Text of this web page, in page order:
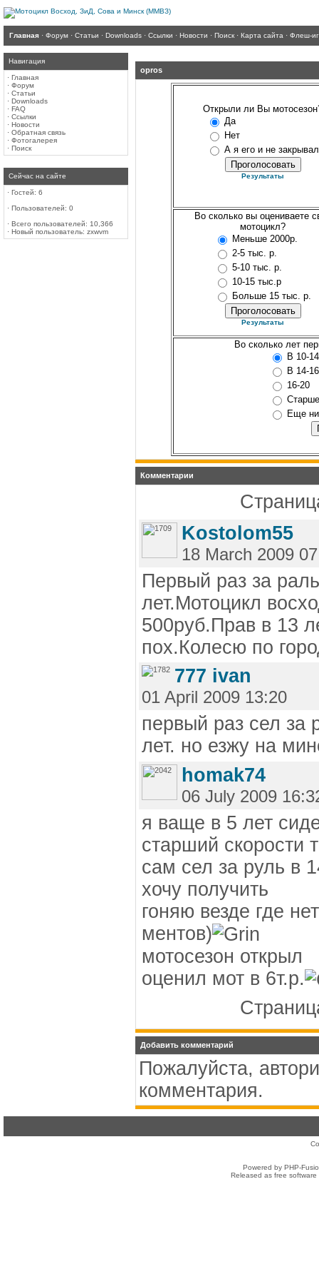
Главная · Форум · Статьи · Downloads · Ссылки · Новости · Поиск · Карта сайта · Флеш-
Навигация
· Главная
· Форум
· Статьи
· Downloads
· FAQ
· Ссылки
· Новости
· Обратная связь
· Фотогалерея
· Поиск
Сейчас на сайте
· Гостей: 6
· Пользователей: 0
· Всего пользователей: 10,366
· Новый пользователь: zxwvm
opros
Открыли ли Вы
Да
Нет
А я его и не закрывал
Результаты
Во сколько вы оцениваете
мотоцикл?
Меньше 2000р.
2-5 тыс. р.
5-10 тыс. р.
10-15 тыс.р
Больше 15 тыс. р.
Результаты
Во сколько лет
В 10-
В 14-16
16-20
Еще
Комментарии
Kostolom55
18 March 2009
Первый раз за
лет.Мотоцикл
500руб.Прав в 13
пох.Колесю по
777 ivan
01 April 2009 13:20
первый раз сел за
лет. но езжу на
homak74
06 July 2009
я ваще в 5 лет
старший скорости
сам сел за руль в
хочу получить
гоняю везде где
ментов)
мотосезон открыл
оценил мот в 6т.р.
Добавить комментарий
Пожалуйста,
комментария.
Powered by PHP-
Released as free